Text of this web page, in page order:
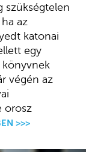
szükségtelen
az
katonai
egy
végén az
orosz
>>>